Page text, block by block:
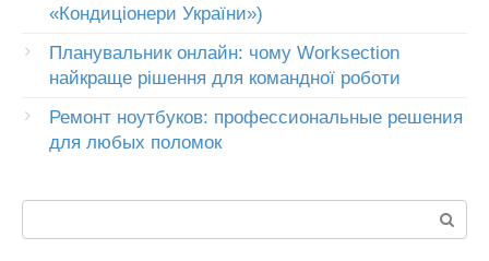
«Кондиціонери України»)
Планувальник онлайн: чому Worksection
найкраще рішення для командної роботи
Ремонт ноутбуков: профессиональные решения
для любых поломок